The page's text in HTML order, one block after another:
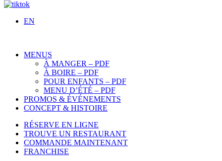
EN
MENUS
À MANGER – PDF
À BOIRE – PDF
POUR ENFANTS – PDF
MENU D’ÉTÉ – PDF
PROMOS & ÉVÉNEMENTS
CONCEPT & HISTOIRE
RÉSERVE EN LIGNE
TROUVE UN RESTAURANT
COMMANDE MAINTENANT
FRANCHISE